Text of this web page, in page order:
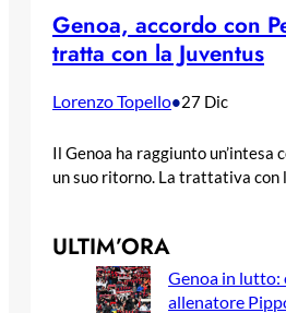
Genoa, accordo con
tratta con la Juventus
Lorenzo Topello•27 Dic
Il Genoa ha raggiunto un’intesa
un suo ritorno. La trattativa con
ULTIM’ORA
Genoa in lutto:
allenatore